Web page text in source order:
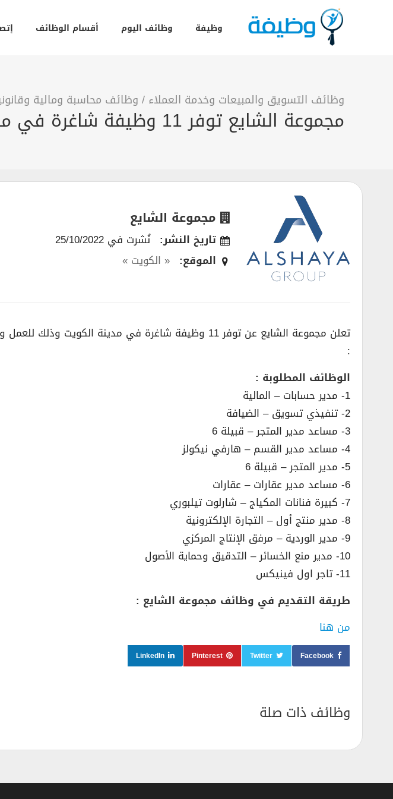
وظيفة وظائف اليوم أقسام الوظائف
وظائف التسويق والمبيعات وخدمة العملاء / وظائف محاسبة ومالية
مجموعة الشايع توفر 11 وظيفة شاغرة في مدينة الكويت
مجموعة الشايع
تاريخ النشر: نُشرت في 25/10/2022
الموقع: « الكويت »
تعلن مجموعة الشايع عن توفر 11 وظيفة شاغرة في
:
الوظائف المطلوبة :
1- مدير حسابات – المالية
2- تنفيذي تسويق – الضيافة
3- مساعد مدير المتجر – قبيلة 6
4- مساعد مدير القسم – هارفي نيكولز
5- مدير المتجر – قبيلة 6
6- مساعد مدير عقارات – عقارات
7- كبيرة فنانات المكياج – شارلوت تيلبوري
8- مدير منتج أول – التجارة الإلكترونية
9- مدير الوردية – مرفق الإنتاج المركزي
10- مدير منع الخسائر – التدقيق وحماية الأصول
11- تاجر اول فينيكس
طريقة التقديم في وظائف مجموعة الشايع :
من هنا
Facebook
Twitter
Pinterest
LinkedIn
وظائف ذات صلة